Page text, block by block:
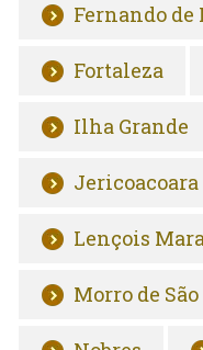
Fernando
Fortaleza
Ilha Grande
Jericoacoara
Lençois
Morro de